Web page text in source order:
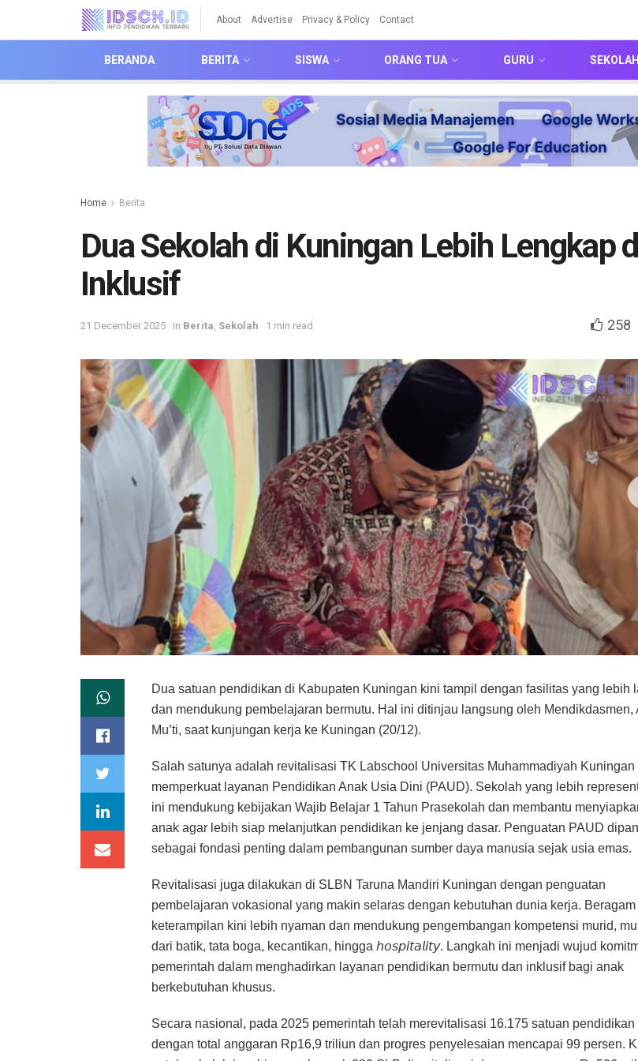
About Advertise Privacy & Policy Contact
BERANDA BERITA SISWA ORANG TUA GURU SEKOLAH
Home Berita
Dua Sekolah di Kuningan Lebih Lengkap
Inklusif
21 December 2025 in Berita Sekolah 1 min read 258
Dua satuan pendidikan di Kabupaten Kuningan kini tampil dengan fasilitas yang lebih
dan mendukung pembelajaran bermutu. Hal ini ditinjau langsung oleh Mendikdasmen,
Mu’ti, saat kunjungan kerja ke Kuningan (20/12).
Salah satunya adalah revitalisasi TK Labschool Universitas Muhammadiyah Kuningan
memperkuat layanan Pendidikan Anak Usia Dini (PAUD). Sekolah yang lebih
ini mendukung kebijakan Wajib Belajar 1 Tahun Prasekolah dan membantu
anak agar lebih siap melanjutkan pendidikan ke jenjang dasar. Penguatan PAUD
sebagai fondasi penting dalam pembangunan sumber daya manusia sejak usia emas.
Revitalisasi juga dilakukan di SLBN Taruna Mandiri Kuningan dengan penguatan
pembelajaran vokasional yang makin selaras dengan kebutuhan dunia kerja. Beragam
keterampilan kini lebih nyaman dan mendukung pengembangan kompetensi murid,
dari batik, tata boga, kecantikan, hingga 𝘩𝘰𝘴𝘱𝘪𝘵𝘢𝘭𝘪𝘵𝘺. Langkah ini menjadi wujud
pemerintah dalam menghadirkan layanan pendidikan bermutu dan inklusif bagi anak
berkebutuhan khusus.
Secara nasional, pada 2025 pemerintah telah merevitalisasi 16.175 satuan pendidikan
dengan total anggaran Rp16,9 triliun dan progres penyelesaian mencapai 99 persen.